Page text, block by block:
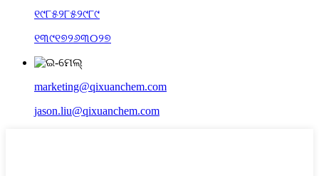
୧୯୮୫୨୮୫୨୯୮୯
୧୩୯୧୭୨୬୩୦୨୭
marketing@qixuanchem.com
jason.liu@qixuanchem.com